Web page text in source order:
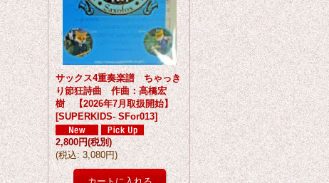
サックス4重奏楽譜 ちゃっき
り節狂詩曲 作曲：高橋宏
樹 【2026年7月取扱開始】
[SUPERKIDS- SFor013]
2,800円(税別)
(税込: 3,080円)